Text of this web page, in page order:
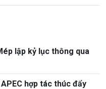
lập kỷ lục thông qua
hợp tác thúc đẩy